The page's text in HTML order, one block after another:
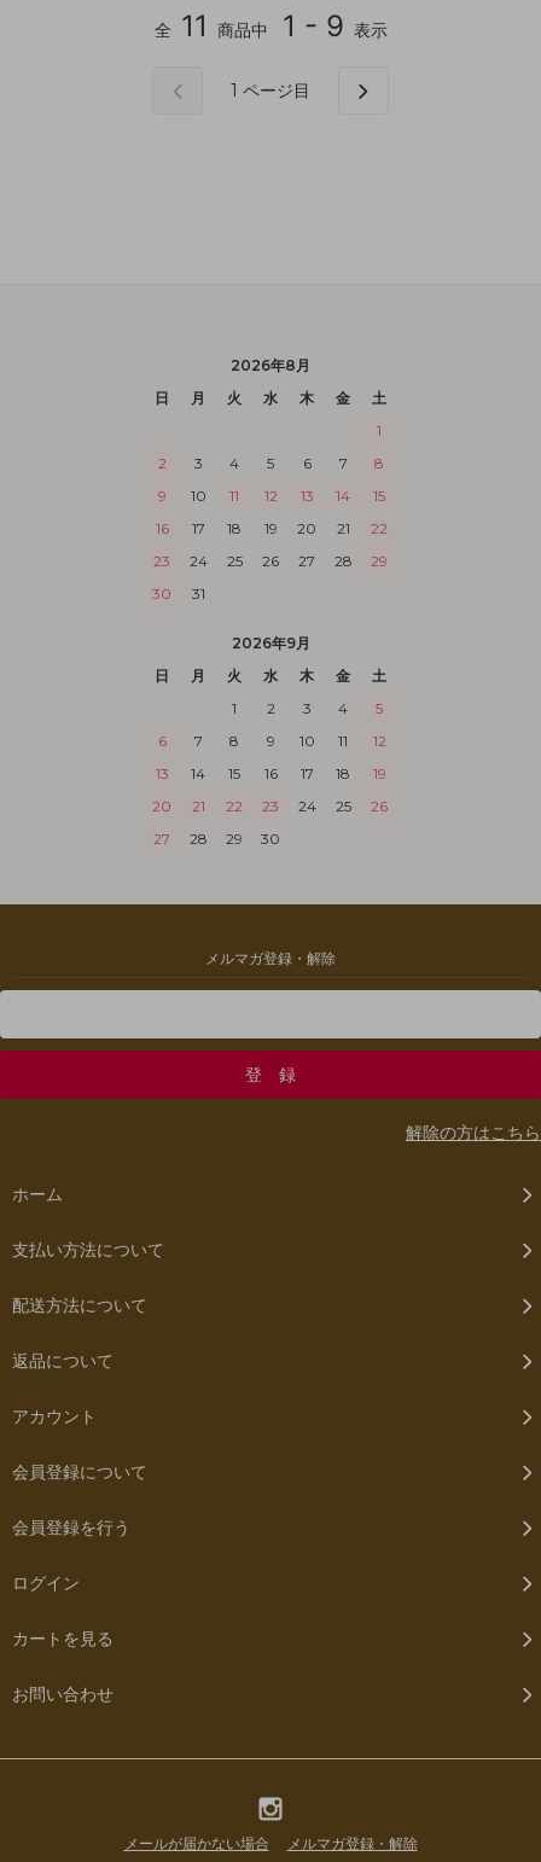
全 11 商品中 1 - 9 表示
1 ページ目
2026年8月
日
月 火 水 木 金
土
1
2
3 4 5 6 7
8
9
10 11 12 13 14
15
16
17 18 19 20 21
22
23
24 25 26 27 28
29
30
31
2026年9月
日
月 火 水 木 金
土
1
2 3 4
5
6
7 8 9 10 11
12
13
14 15 16 17 18
19
20
21 22 23 24 25
26
27
28 29 30
メルマガ登録・解除
解除の方はこちら
ホーム
支払い方法について
配送方法について
返品について
アカウント
会員登録について
会員登録を行う
ログイン
カートを見る
お問い合わせ
メールが届かない場合 メルマガ登録・解除